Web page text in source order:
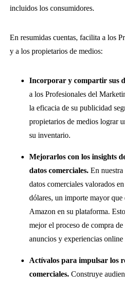
incluidos los consumidores.
En resumidas cuentas, facilita a los
y a los propietarios de medios:
Incorporar y compartir sus
a los Profesionales del
la eficacia de su publicidad
propietarios de medios lograr
su inventario.
Mejorarlos con los insights
datos comerciales. En
datos comerciales valorados
dólares, un importe mayor que
Amazon en su plataforma.
mejor el proceso de compra
anuncios y experiencias online
Actívalos para impulsar los
comerciales. Construye